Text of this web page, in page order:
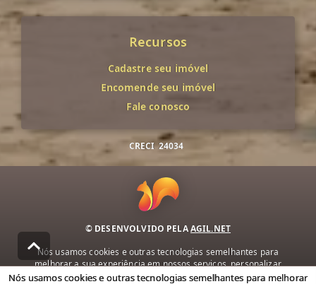
Recursos
Cadastre seu imóvel
Encomende seu imóvel
Fale conosco
CRECI 24034
© DESENVOLVIDO PELAAGIL.NET
Nós usamos cookies e outras tecnologias semelhantes para
melhorar a sua experiência em nossos serviços, personalizar
publicidade e recomendar conteúdo de seu interesse. Ao utilizar
Nós usamos cookies e outras tecnologias semelhantes para melhorar